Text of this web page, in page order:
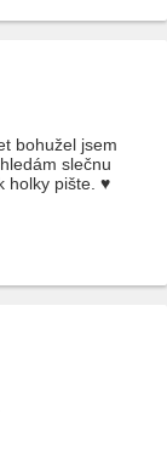
bohužel jsem
slečnu
holky pište. ♥︎